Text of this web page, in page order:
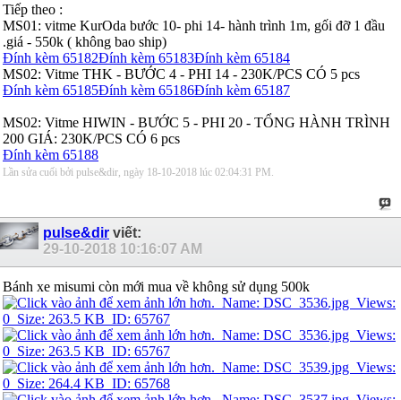
Tiếp theo :
MS01: vitme KurOda bước 10- phi 14- hành trình 1m, gối đỡ 1 đầu
.giá - 550k ( không bao ship)
Đính kèm 65182Đính kèm 65183Đính kèm 65184
MS02: Vitme THK - BƯỚC 4 - PHI 14 - 230K/PCS CÓ 5 pcs
Đính kèm 65185Đính kèm 65186Đính kèm 65187
MS02: Vitme HIWIN - BƯỚC 5 - PHI 20 - TỔNG HÀNH TRÌNH
200 GIÁ: 230K/PCS CÓ 6 pcs
Đính kèm 65188
Lần sửa cuối bởi pulse&dir, ngày 18-10-2018 lúc 02:04:31 PM.
pulse&dir viết:
29-10-2018 10:16:07 AM
Bánh xe misumi còn mới mua về không sử dụng 500k